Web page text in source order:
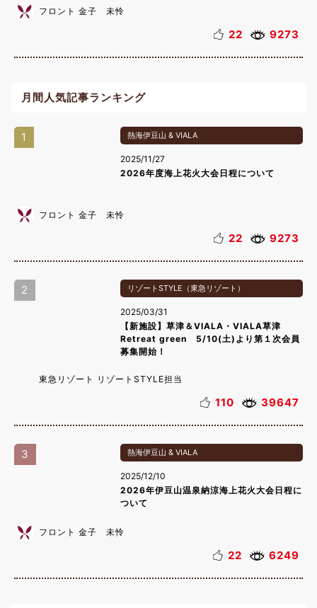
フロント 金子 未怜
22 9273
月間人気記事ランキング
1 熱海伊豆山 & VIALA
2025/11/27
2026年度海上花火大会日程について
フロント 金子 未怜
22 9273
2 リゾートSTYLE（東急リゾート）
2025/03/31
【新施設】草津＆VIALA・VIALA草津
Retreat green 5/10(土)より第１次会員
募集開始！
東急リゾート リゾートSTYLE担当
110 39647
3 熱海伊豆山 & VIALA
2025/12/10
2026年伊豆山温泉納涼海上花火大会日程に
ついて
フロント 金子 未怜
22 6249